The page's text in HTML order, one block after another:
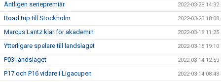
Äntligen seriepremiär 2022-03-28 14:32
Road trip till Stockholm 2022-03-23 18:08
Marcus Lantz klar för akademin 2022-03-18 11:25
Ytterligare spelare till landslaget 2022-03-15 19:10
P03-landslaget 2022-03-14 12:59
P17 och P16 vidare i Ligacupen 2022-03-14 08:43